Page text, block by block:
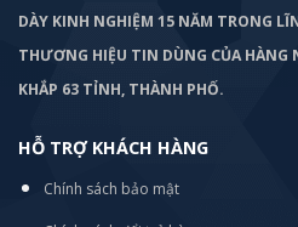
DÀY KINH NGHIỆM 15 NĂM TRONG
THƯƠNG HIỆU TIN DÙNG CỦA HÀNG
KHẮP 63 TỈNH, THÀNH PHỐ.
HỖ TRỢ KHÁCH HÀNG
Chính sách bảo mật